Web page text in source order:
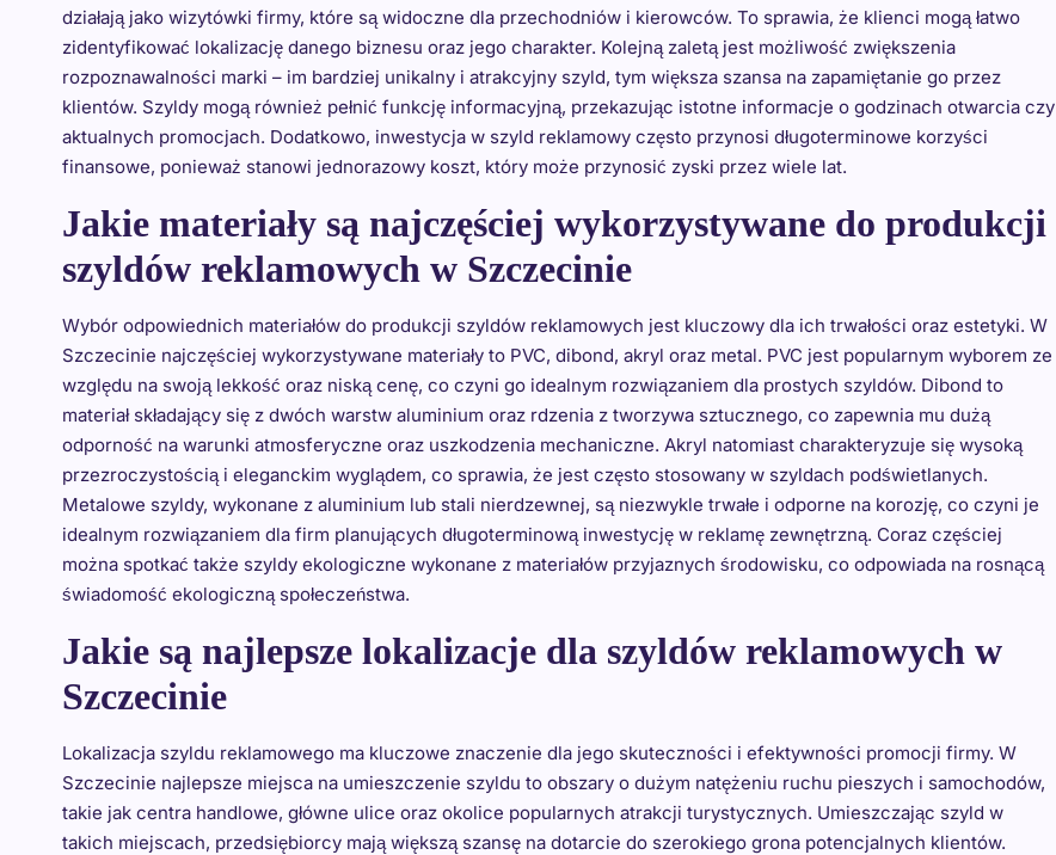
działają jako wizytówki firmy, które są widoczne dla przechodniów i kierowców. To sprawia, że klienci mogą łatwo
zidentyfikować lokalizację danego biznesu oraz jego charakter. Kolejną zaletą jest możliwość zwiększenia
rozpoznawalności marki – im bardziej unikalny i atrakcyjny szyld, tym większa szansa na zapamiętanie go przez
klientów. Szyldy mogą również pełnić funkcję informacyjną, przekazując istotne informacje o godzinach otwarcia czy
aktualnych promocjach. Dodatkowo, inwestycja w szyld reklamowy często przynosi długoterminowe korzyści
finansowe, ponieważ stanowi jednorazowy koszt, który może przynosić zyski przez wiele lat.
Jakie materiały są najczęściej wykorzystywane do produkcji
szyldów reklamowych w Szczecinie
Wybór odpowiednich materiałów do produkcji szyldów reklamowych jest kluczowy dla ich trwałości oraz estetyki. W
Szczecinie najczęściej wykorzystywane materiały to PVC, dibond, akryl oraz metal. PVC jest popularnym wyborem ze
względu na swoją lekkość oraz niską cenę, co czyni go idealnym rozwiązaniem dla prostych szyldów. Dibond to
materiał składający się z dwóch warstw aluminium oraz rdzenia z tworzywa sztucznego, co zapewnia mu dużą
odporność na warunki atmosferyczne oraz uszkodzenia mechaniczne. Akryl natomiast charakteryzuje się wysoką
przezroczystością i eleganckim wyglądem, co sprawia, że jest często stosowany w szyldach podświetlanych.
Metalowe szyldy, wykonane z aluminium lub stali nierdzewnej, są niezwykle trwałe i odporne na korozję, co czyni je
idealnym rozwiązaniem dla firm planujących długoterminową inwestycję w reklamę zewnętrzną. Coraz częściej
można spotkać także szyldy ekologiczne wykonane z materiałów przyjaznych środowisku, co odpowiada na rosnącą
świadomość ekologiczną społeczeństwa.
Jakie są najlepsze lokalizacje dla szyldów reklamowych w
Szczecinie
Lokalizacja szyldu reklamowego ma kluczowe znaczenie dla jego skuteczności i efektywności promocji firmy. W
Szczecinie najlepsze miejsca na umieszczenie szyldu to obszary o dużym natężeniu ruchu pieszych i samochodów,
takie jak centra handlowe, główne ulice oraz okolice popularnych atrakcji turystycznych. Umieszczając szyld w
takich miejscach, przedsiębiorcy mają większą szansę na dotarcie do szerokiego grona potencjalnych klientów.